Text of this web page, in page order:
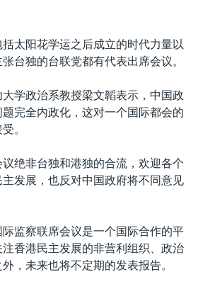
太阳花学运之后成立的时代力量以
台独的台联党都有代表出席会议。
学政治系教授梁文韜表示，中国政
完全内政化，这对一个国际都会的
。
绝非台独和港独的合流，欢迎各个
发展，也反对中国政府将不同意见
监察联席会议是一个国际合作的平
香港民主发展的非营利组织、政治
，未来也将不定期的发表报告。